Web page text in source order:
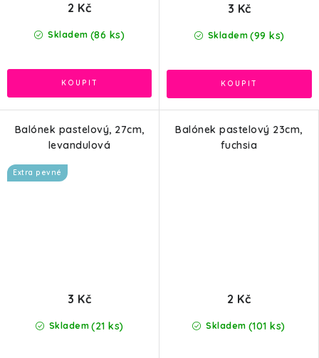
Skladem (86 ks)
2 Kč
Skladem (99 ks)
3 Kč
Balónek pastelový, 27cm,
levandulová
Extra pevné
Skladem (21 ks)
3 Kč
Balónek pastelový 23cm,
fuchsia
Skladem (101 ks)
2 Kč